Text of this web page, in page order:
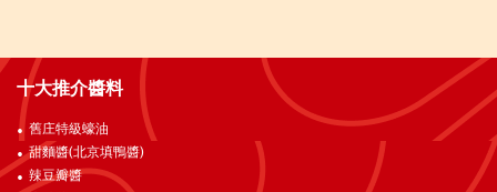
十大推介醬料
舊庄特級蠔油
甜麵醬(北京填鴨醬)
辣豆瓣醬